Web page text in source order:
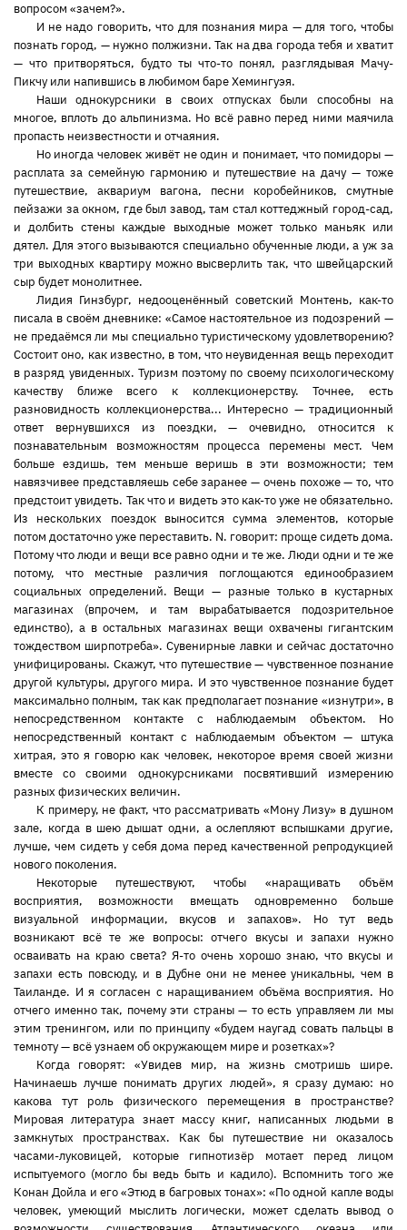
вопросом «зачем?».
И не надо говорить, что для познания мира — для того, чтобы
познать город, — нужно полжизни. Так на два города тебя и хватит
— что притворяться, будто ты что-то понял, разглядывая Мачу-
Пикчу или напившись в любимом баре Хемингуэя.
Наши однокурсники в своих отпусках были способны на
многое, вплоть до альпинизма. Но всё равно перед ними маячила
пропасть неизвестности и отчаяния.
Но иногда человек живёт не один и понимает, что помидоры —
расплата за семейную гармонию и путешествие на дачу — тоже
путешествие, аквариум вагона, песни коробейников, смутные
пейзажи за окном, где был завод, там стал коттеджный город-сад,
и долбить стены каждые выходные может только маньяк или
дятел. Для этого вызываются специально обученные люди, а уж за
три выходных квартиру можно высверлить так, что швейцарский
сыр будет монолитнее.
Лидия Гинзбург, недооценённый советский Монтень, как-то
писала в своём дневнике: «Самое настоятельное из подозрений —
не предаёмся ли мы специально туристическому удовлетворению?
Состоит оно, как известно, в том, что неувиденная вещь переходит
в разряд увиденных. Туризм поэтому по своему психологическому
качеству ближе всего к коллекционерству. Точнее, есть
разновидность коллекционерства... Интересно — традиционный
ответ вернувшихся из поездки, — очевидно, относится к
познавательным возможностям процесса перемены мест. Чем
больше ездишь, тем меньше веришь в эти возможности; тем
навязчивее представляешь себе заранее — очень похоже — то, что
предстоит увидеть. Так что и видеть это как-то уже не обязательно.
Из нескольких поездок выносится сумма элементов, которые
потом достаточно уже переставить. N. говорит: проще сидеть дома.
Потому что люди и вещи все равно одни и те же. Люди одни и те же
потому, что местные различия поглощаются единообразием
социальных определений. Вещи — разные только в кустарных
магазинах (впрочем, и там вырабатывается подозрительное
единство), а в остальных магазинах вещи охвачены гигантским
тождеством ширпотреба». Сувенирные лавки и сейчас достаточно
унифицированы. Скажут, что путешествие — чувственное познание
другой культуры, другого мира. И это чувственное познание будет
максимально полным, так как предполагает познание «изнутри», в
непосредственном контакте с наблюдаемым объектом. Но
непосредственный контакт с наблюдаемым объектом — штука
хитрая, это я говорю как человек, некоторое время своей жизни
вместе со своими однокурсниками посвятивший измерению
разных физических величин.
К примеру, не факт, что рассматривать «Мону Лизу» в душном
зале, когда в шею дышат одни, а ослепляют вспышками другие,
лучше, чем сидеть у себя дома перед качественной репродукцией
нового поколения.
Некоторые путешествуют, чтобы «наращивать объём
восприятия, возможности вмещать одновременно больше
визуальной информации, вкусов и запахов». Но тут ведь
возникают всё те же вопросы: отчего вкусы и запахи нужно
осваивать на краю света? Я-то очень хорошо знаю, что вкусы и
запахи есть повсюду, и в Дубне они не менее уникальны, чем в
Таиланде. И я согласен с наращиванием объёма восприятия. Но
отчего именно так, почему эти страны — то есть управляем ли мы
этим тренингом, или по принципу «будем наугад совать пальцы в
темноту — всё узнаем об окружающем мире и розетках»?
Когда говорят: «Увидев мир, на жизнь смотришь шире.
Начинаешь лучше понимать других людей», я сразу думаю: но
какова тут роль физического перемещения в пространстве?
Мировая литература знает массу книг, написанных людьми в
замкнутых пространствах. Как бы путешествие ни оказалось
часами-луковицей, которые гипнотизёр мотает перед лицом
испытуемого (могло бы ведь быть и кадило). Вспомнить того же
Конан Дойла и его «Этюд в багровых тонах»: «По одной капле воды
человек, умеющий мыслить логически, может сделать вывод о